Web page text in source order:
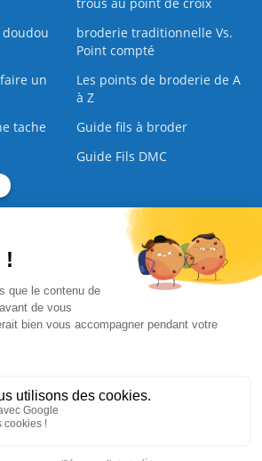
broderie traditionnelle Vs.
Point compté
un
Les points de broderie de A
à Z
tache
Guide fils à broder
Guide Fils DMC
Qui sommes nous Nous contacter |
sécurisé
© CreaMagic. ALL Rights Reserved.